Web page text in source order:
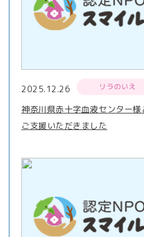
2025.12.26 リラのいえ
神奈川県赤十字血液センター
ご支援いただきました